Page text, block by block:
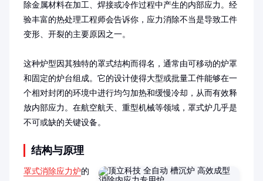
除金属材料在加工、焊接或冷作过程中产生的内部应力。经
验丰富的热处理工程师会告诉你，应力消除不当是导致工件
变形、开裂的主要原因之一。
这种炉型因其独特的罩式结构而得名，通常由可移动的炉罩
和固定的炉台组成。它的设计使得大型或批量工件能够在一
个相对封闭的环境中进行均匀加热和缓慢冷却，从而有效释
放内部应力。在航空航天、重型机械等领域，罩式炉几乎是
不可或缺的关键设备。
结构与原理
罩式消除应力炉的